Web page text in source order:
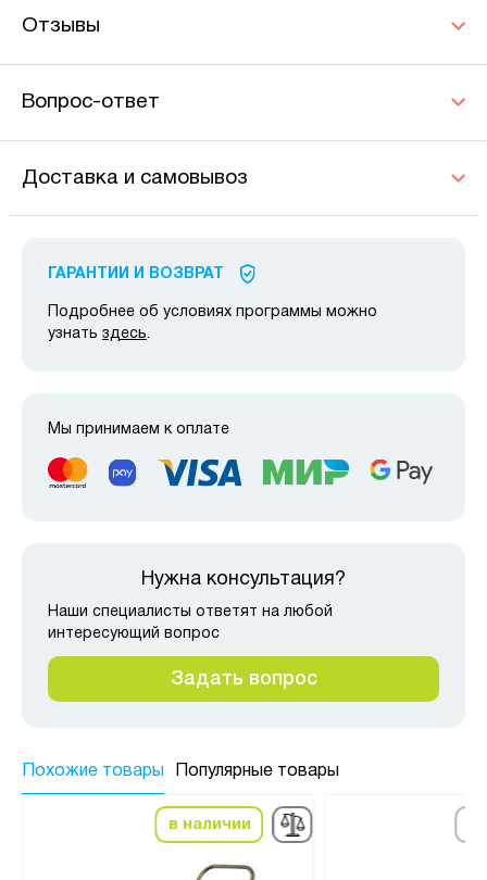
Отзывы
Вопрос-ответ
Доставка и самовывоз
ГАРАНТИИ И ВОЗВРАТ
Подробнее об условиях программы можно
узнать здесь.
Мы принимаем к оплате
Нужна консультация?
Наши специалисты ответят на любой
интересующий вопрос
Задать вопрос
Похожие товары Популярные товары
в наличии